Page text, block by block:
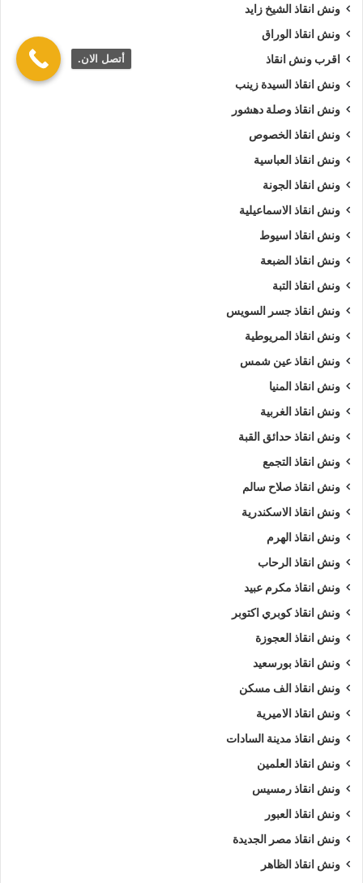
ونش انقاذ الشيخ زايد
ونش انقاذ الوراق
اقرب ونش انقاذ
ونش انقاذ السيدة زينب
ونش انقاذ وصلة دهشور
ونش انقاذ الخصوص
ونش انقاذ العباسية
ونش انقاذ الجونة
ونش انقاذ الاسماعيلية
ونش انقاذ اسيوط
ونش انقاذ الضبعة
ونش انقاذ التبة
ونش انقاذ جسر السويس
ونش انقاذ المريوطية
ونش انقاذ عين شمس
ونش انقاذ المنيا
ونش انقاذ الغربية
ونش انقاذ حدائق القبة
ونش انقاذ التجمع
ونش انقاذ صلاح سالم
ونش انقاذ الاسكندرية
ونش انقاذ الهرم
ونش انقاذ الرحاب
ونش انقاذ مكرم عبيد
ونش انقاذ كوبري اكتوبر
ونش انقاذ العجوزة
ونش انقاذ بورسعيد
ونش انقاذ الف مسكن
ونش انقاذ الاميرية
ونش انقاذ مدينة السادات
ونش انقاذ العلمين
ونش انقاذ رمسيس
ونش انقاذ العبور
ونش انقاذ مصر الجديدة
ونش انقاذ الظاهر
أتصل الان.